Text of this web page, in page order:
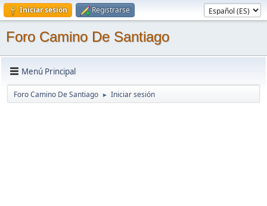
Iniciar sesión Registrarse
Foro Camino De Santiago
Menú Principal
Foro Camino De Santiago ► Iniciar sesión